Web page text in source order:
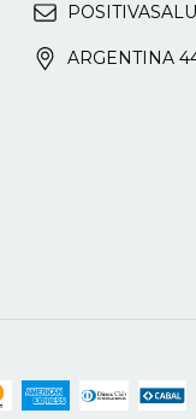
ARGENTINA